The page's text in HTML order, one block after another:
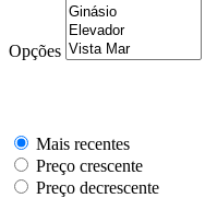
Opções
Mais recentes
Preço crescente
Preço decrescente